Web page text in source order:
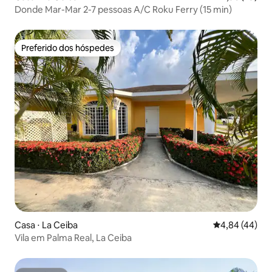
Donde Mar-Mar 2-7 pessoas A/C Roku Ferry (15 min)
Preferido dos hóspedes
Preferido dos hóspedes
Casa ⋅ La Ceiba 4,84 de uma
4,84 (44)
Vila em Palma Real, La Ceiba